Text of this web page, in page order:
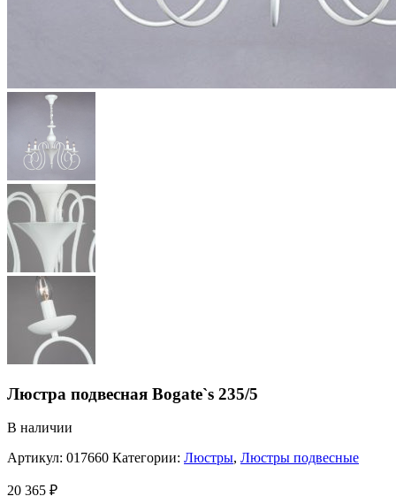
Люстра подвесная Bogate`s 235/5
В наличии
Артикул: 017660 Категории: Люстры, Люстры подвесные
20 365 ₽